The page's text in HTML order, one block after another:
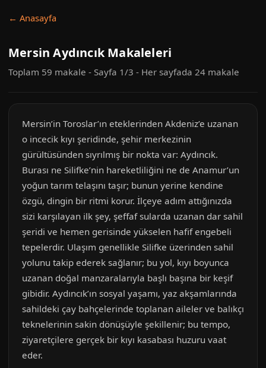
← Anasayfa
Mersin Aydıncık Makaleleri
Toplam 59 makale - Sayfa 1/3 - Her sayfada 24 makale
Mersin’in Toroslar’ın eteklerinden Akdeniz’e uzanan
o incecik kıyı şeridinde, şehir merkezinin
gürültüsünden sıyrılmış bir nokta var: Aydıncık.
Burası ne Silifke’nin hareketliliğini ne de Anamur’un
yoğun tarım telaşını taşır; bunun yerine kendine
özgü, dingin bir ritmi korur. İlçeye adım attığınızda
sizi karşılayan ilk şey, şeffaf sularda uzanan dar sahil
şeridi ve hemen gerisinde yükselen hafif engebeli
tepelerdir. Ulaşım genellikle Silifke üzerinden sahil
yolunu takip ederek sağlanır; bu yol, kıyı boyunca
uzanan doğal manzaralarıyla başlı başına bir keşif
gibidir. Aydıncık’ın sosyal yaşamı, yaz akşamlarında
sahildeki çay bahçelerinde toplanan aileler ve balıkçı
teknelerinin sakin dönüşüyle şekillenir; bu tempo,
ziyaretçilere gerçek bir kıyı kasabası huzuru vaat
eder.